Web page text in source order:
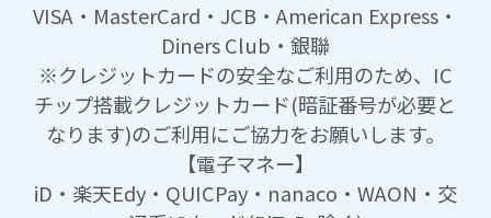
VISA・MasterCard・JCB・American Express・
Diners Club・銀聯
※クレジットカードの安全なご利用のため、IC
チップ搭載クレジットカード(暗証番号が必要と
なります)のご利用にご協力をお願いします。
【電子マネー】
iD・楽天Edy・QUICPay・nanaco・WAON・交